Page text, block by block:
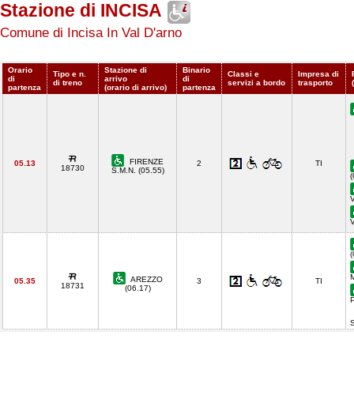
Stazione di INCISA
Comune di Incisa In Val D'arno
Orario
di
partenza
Tipo e n.
di treno
Stazione di
arrivo
(orario di arrivo)
Binario
di
partenza
Classi e
servizi a bordo
Impresa di
trasporto
05.13
18730
FIRENZE
S.M.N. (05.55)
2
TI
05.35
18731
AREZZO
(06.17)
3 TI